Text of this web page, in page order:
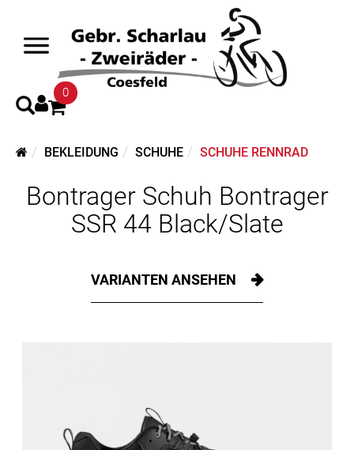
0
BEKLEIDUNG SCHUHE SCHUHE RENNRAD
Bontrager Schuh Bontrager
SSR 44 Black/Slate
VARIANTEN ANSEHEN